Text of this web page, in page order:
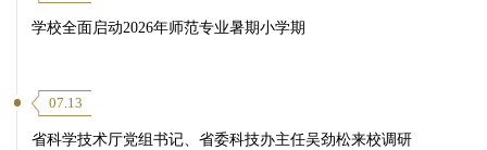
学校全面启动2026年师范专业暑期小学期
07.13
省科学技术厅党组书记、省委科技办主任吴劲松来校调研